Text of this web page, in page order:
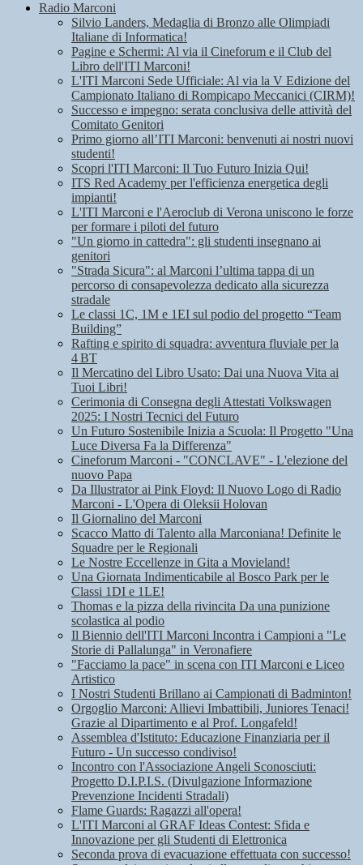
Radio Marconi
Silvio Landers, Medaglia di Bronzo alle Olimpiadi
Italiane di Informatica!
Pagine e Schermi: Al via il Cineforum e il Club del
Libro dell'ITI Marconi!
L'ITI Marconi Sede Ufficiale: Al via la V Edizione del
Campionato Italiano di Rompicapo Meccanici (CIRM)!
Successo e impegno: serata conclusiva delle attività del
Comitato Genitori
Primo giorno all’ITI Marconi: benvenuti ai nostri nuovi
studenti!
Scopri l'ITI Marconi: Il Tuo Futuro Inizia Qui!
ITS Red Academy per l'efficienza energetica degli
impianti!
L'ITI Marconi e l'Aeroclub di Verona uniscono le forze
per formare i piloti del futuro
"Un giorno in cattedra": gli studenti insegnano ai
genitori
"Strada Sicura": al Marconi l’ultima tappa di un
percorso di consapevolezza dedicato alla sicurezza
stradale
Le classi 1C, 1M e 1EI sul podio del progetto “Team
Building”
Rafting e spirito di squadra: avventura fluviale per la
4 BT
Il Mercatino del Libro Usato: Dai una Nuova Vita ai
Tuoi Libri!
Cerimonia di Consegna degli Attestati Volkswagen
2025: I Nostri Tecnici del Futuro
Un Futuro Sostenibile Inizia a Scuola: Il Progetto "Una
Luce Diversa Fa la Differenza"
Cineforum Marconi - "CONCLAVE" - L'elezione del
nuovo Papa
Da Illustrator ai Pink Floyd: Il Nuovo Logo di Radio
Marconi - L'Opera di Oleksii Holovan
Il Giornalino del Marconi
Scacco Matto di Talento alla Marconiana! Definite le
Squadre per le Regionali
Le Nostre Eccellenze in Gita a Movieland!
Una Giornata Indimenticabile al Bosco Park per le
Classi 1DI e 1LE!
Thomas e la pizza della rivincita Da una punizione
scolastica al podio
Il Biennio dell'ITI Marconi Incontra i Campioni a "Le
Storie di Pallalunga" in Veronafiere
"Facciamo la pace" in scena con ITI Marconi e Liceo
Artistico
I Nostri Studenti Brillano ai Campionati di Badminton!
Orgoglio Marconi: Allievi Imbattibili, Juniores Tenaci!
Grazie al Dipartimento e al Prof. Longafeld!
Assemblea d'Istituto: Educazione Finanziaria per il
Futuro - Un successo condiviso!
Incontro con l'Associazione Angeli Sconosciuti:
Progetto D.I.P.I.S. (Divulgazione Informazione
Prevenzione Incidenti Stradali)
Flame Guards: Ragazzi all'opera!
L'ITI Marconi al GRAF Ideas Contest: Sfida e
Innovazione per gli Studenti di Elettronica
Seconda prova di evacuazione effettuata con successo!